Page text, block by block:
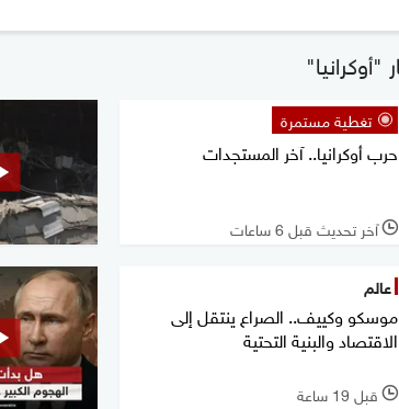
تغطية مستمرة
حرب أوكرانيا.. آخر المستجدات
l آخر تحديث قبل 6 ساعات
عالم
موسكو وكييف.. الصراع ينتقل إلى
الاقتصاد والبنية التحتية
l قبل 19 ساعة